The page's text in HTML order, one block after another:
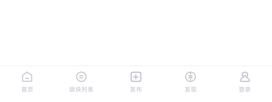
首页 版块列表 发布 发现 登录